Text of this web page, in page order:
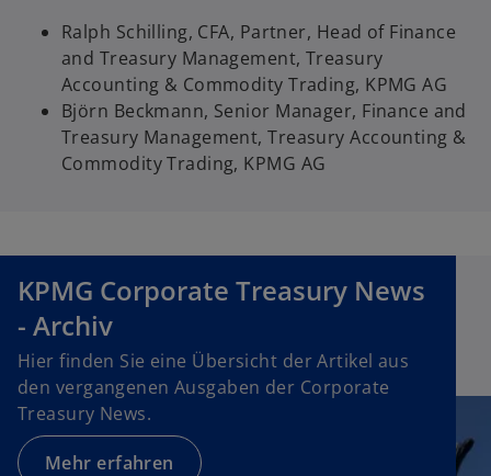
Ralph Schilling, CFA, Partner, Head of Finance
and Treasury Management, Treasury
Accounting & Commodity Trading, KPMG AG
Björn Beckmann, Senior Manager, Finance and
Treasury Management, Treasury Accounting &
Commodity Trading, KPMG AG
KPMG Corporate Treasury News
- Archiv
Hier finden Sie eine Übersicht der Artikel aus
den vergangenen Ausgaben der Corporate
Treasury News.
Mehr erfahren